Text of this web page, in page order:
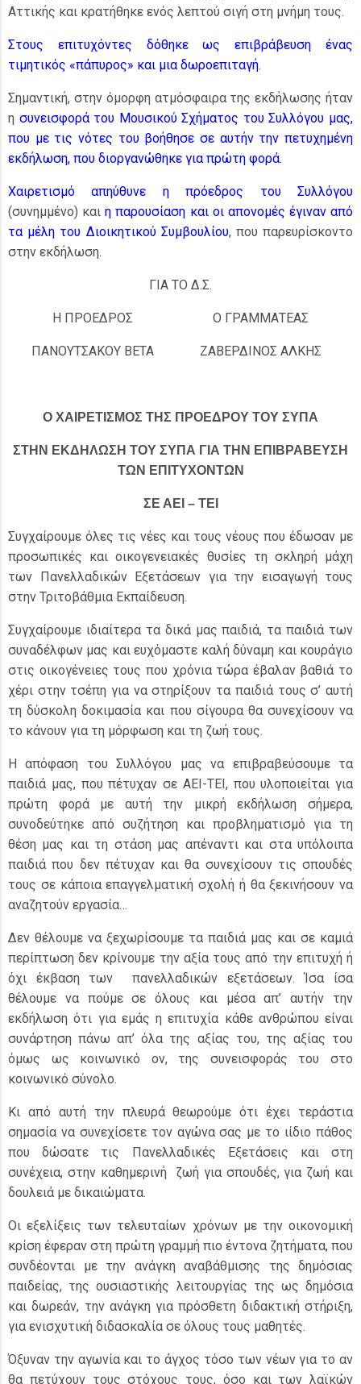
Αττικής και κρατήθηκε ενός λεπτού σιγή στη μνήμη τους.
Στους επιτυχόντες δόθηκε ως επιβράβευση ένας
τιμητικός «πάπυρος» και μια δωροεπιταγή.
Σημαντική, στην όμορφη ατμόσφαιρα της εκδήλωσης ήταν
η συνεισφορά του Μουσικού Σχήματος του Συλλόγου μας,
που με τις νότες του βοήθησε σε αυτήν την πετυχημένη
εκδήλωση, που διοργανώθηκε για πρώτη φορά.
Χαιρετισμό απηύθυνε η πρόεδρος του Συλλόγου
(συνημμένο) καιη παρουσίαση και οι απονομές έγιναν από
τα μέλη του Διοικητικού Συμβουλίου, που παρευρίσκοντο
στην εκδήλωση.
ΓΙΑ ΤΟ Δ.Σ.
Η ΠΡΟΕΔΡΟΣ
ΠΑΝΟΥΤΣΑΚΟΥ ΒΕΤΑ
Ο ΓΡΑΜΜΑΤΕΑΣ
ΖΑΒΕΡΔΙΝΟΣ ΑΛΚΗΣ
Ο ΧΑΙΡΕΤΙΣΜΟΣ ΤΗΣ ΠΡΟΕΔΡΟΥ ΤΟΥ ΣΥΠΑ
ΣΤΗΝ ΕΚΔΗΛΩΣΗ ΤΟΥ ΣΥΠΑ ΓΙΑ ΤΗΝ ΕΠΙΒΡΑΒΕΥΣΗ
ΤΩΝ ΕΠΙΤΥΧΟΝΤΩΝ
ΣΕ ΑΕΙ – ΤΕΙ
Συγχαίρουμε όλες τις νέες και τους νέους που έδωσαν με
προσωπικές και οικογενειακές θυσίες τη σκληρή μάχη
των Πανελλαδικών Εξετάσεων για την εισαγωγή τους
στην Τριτοβάθμια Εκπαίδευση.
Συγχαίρουμε ιδιαίτερα τα δικά μας παιδιά, τα παιδιά των
συναδέλφων μας και ευχόμαστε καλή δύναμη και κουράγιο
στις οικογένειες τους που χρόνια τώρα έβαλαν βαθιά το
χέρι στην τσέπη για να στηρίξουν τα παιδιά τους σ’ αυτή
τη δύσκολη δοκιμασία και που σίγουρα θα συνεχίσουν να
το κάνουν για τη μόρφωση και τη ζωή τους.
Η απόφαση του Συλλόγου μας να επιβραβεύσουμε τα
παιδιά μας, που πέτυχαν σε ΑΕΙ-ΤΕΙ, που υλοποιείται για
πρώτη φορά με αυτή την μικρή εκδήλωση σήμερα,
συνοδεύτηκε από συζήτηση και προβληματισμό για τη
θέση μας και τη στάση μας απέναντι και στα υπόλοιπα
παιδιά που δεν πέτυχαν και θα συνεχίσουν τις σπουδές
τους σε κάποια επαγγελματική σχολή ή θα ξεκινήσουν να
αναζητούν εργασία…
Δεν θέλουμε να ξεχωρίσουμε τα παιδιά μας και σε καμιά
περίπτωση δεν κρίνουμε την αξία τους από την επιτυχή ή
όχι έκβαση των πανελλαδικών εξετάσεων. Ίσα ίσα
θέλουμε να πούμε σε όλους και μέσα απ’ αυτήν την
εκδήλωση ότι για εμάς η επιτυχία κάθε ανθρώπου είναι
συνάρτηση πάνω απ’ όλα της αξίας του, της αξίας του
όμως ως κοινωνικό ον, της συνεισφοράς του στο
κοινωνικό σύνολο.
Κι από αυτή την πλευρά θεωρούμε ότι έχει τεράστια
σημασία να συνεχίσετε τον αγώνα σας με το ιίδιο πάθος
που δώσατε τις Πανελλαδικές Εξετάσεις και στη
συνέχεια, στην καθημερινή ζωή για σπουδές, για ζωή και
δουλειά με δικαιώματα.
Οι εξελίξεις των τελευταίων χρόνων με την οικονομική
κρίση έφεραν στη πρώτη γραμμή πιο έντονα ζητήματα, που
συνδέονται με την ανάγκη αναβάθμισης της δημόσιας
παιδείας, της ουσιαστικής λειτουργίας της ως δημόσια
και δωρεάν, την ανάγκη για πρόσθετη διδακτική στήριξη,
για ενισχυτική διδασκαλία σε όλους τους μαθητές.
Όξυναν την αγωνία και το άγχος τόσο των νέων για το αν
θα πετύχουν τους στόχους τους, όσο και των λαϊκών